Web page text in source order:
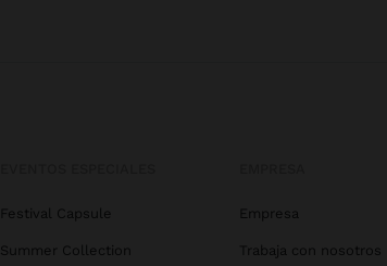
Festival Capsule
Summer Collection
Empresa
Trabaja con nosotros